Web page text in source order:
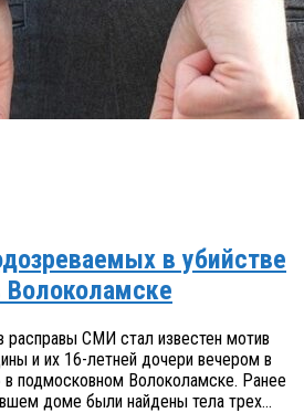
в убийстве
расправы СМИ стал известен мотив
и их 16-летней дочери вечером в
в подмосковном Волоколамске. Ранее
доме были найдены тела трех...